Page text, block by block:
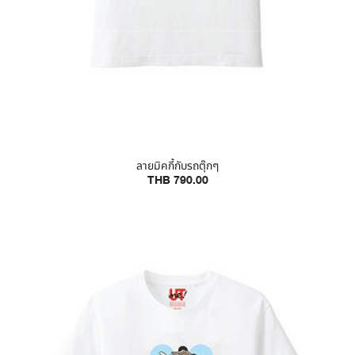
ลายมิคกี้กับรถตุ๊กๆ
THB 790.00